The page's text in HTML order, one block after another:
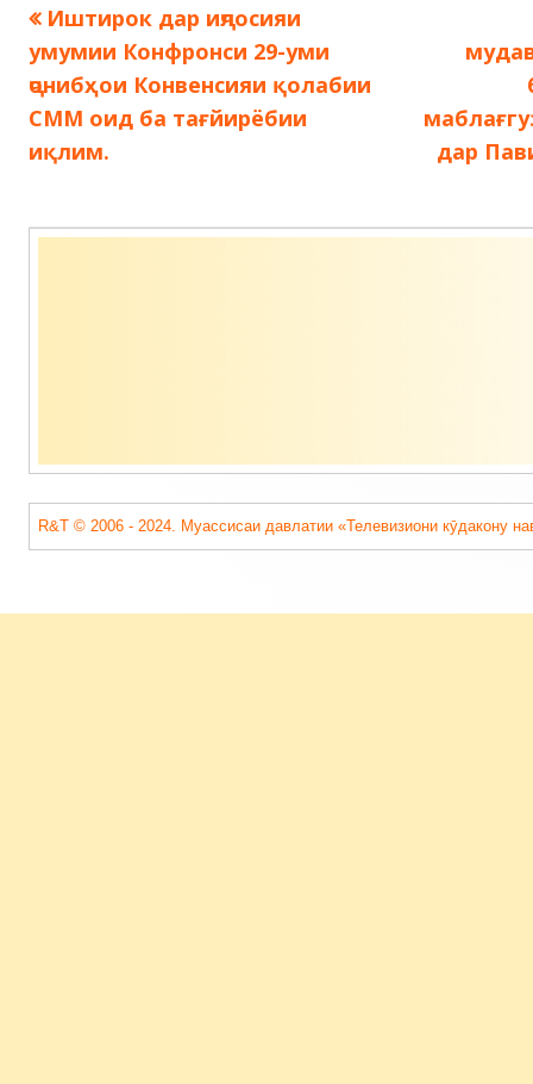
Навигация
по
записям
Предыдущая
запись:
Иштирок дар иҷлосияи
умумии Конфронси 29-уми
ҷонибҳои Конвенсияи қолабии
СММ оид ба тағйирёбии
иқлим.
дар
Содержимое
R&T © 2006 - 2024. Муассисаи давлатии «Телевизиони кӯдакону